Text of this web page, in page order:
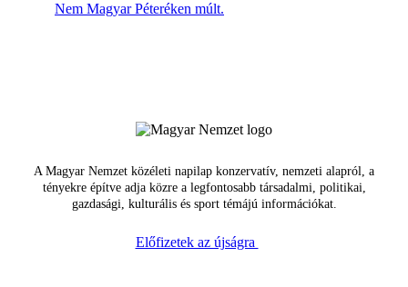
Nem Magyar Péteréken múlt.
A Magyar Nemzet közéleti napilap konzervatív, nemzeti alapról, a
tényekre építve adja közre a legfontosabb társadalmi, politikai,
gazdasági, kulturális és sport témájú információkat.
Előfizetek az újságra